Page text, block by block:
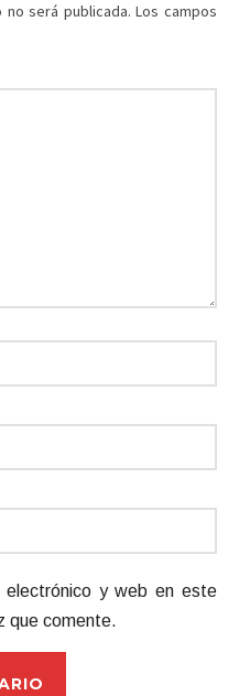
será publicada. Los campos
electrónico y web en este
que comente.